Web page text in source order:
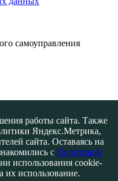
самоуправления
работы сайта. Также
Яндекс.Метрика,
сайта. Оставаясь на
с Политикой
использования cookie-
их использование.